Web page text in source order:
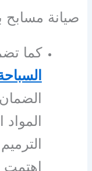
صيانة مسابح
كما
اهتمت